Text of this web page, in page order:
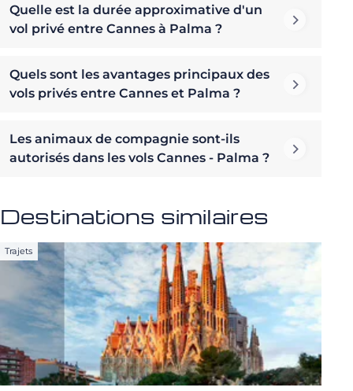
Quelle est la durée approximative d'un
vol privé entre Cannes à Palma ?
Quels sont les avantages principaux des
vols privés entre Cannes et Palma ?
Les animaux de compagnie sont-ils
autorisés dans les vols Cannes - Palma ?
Destinations similaires
Trajets